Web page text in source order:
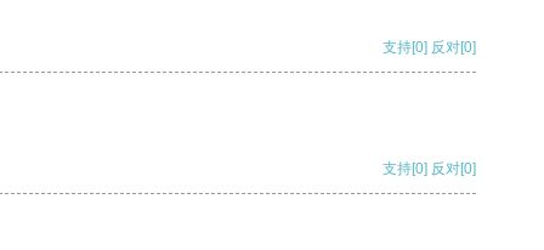
支持[0] 反对[0]
支持[0] 反对[0]